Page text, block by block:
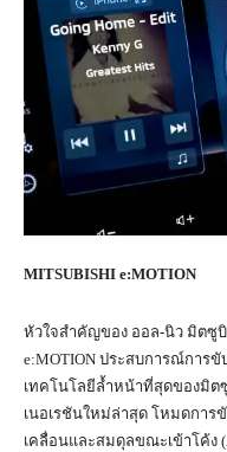
MITSUBISHI e:MOTION
หัวใจสำคัญของ ออล-นิว มิตซูบิ
e:MOTION ประสบการณ์การ
เทคโนโลยีล้ำหน้าที่สุดของมิต
เนอเรชันใหม่ล่าสุด โหมดกา
เคลื่อนและสมดุลขณะเข้าโค้ง